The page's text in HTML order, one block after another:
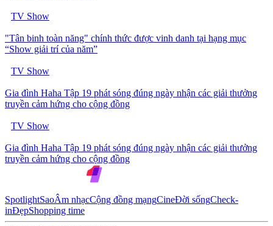
TV Show
"Tân binh toàn năng" chính thức được vinh danh tại hạng mục
“Show giải trí của năm”
TV Show
Gia đình Haha Tập 19 phát sóng đúng ngày nhận các giải thưởng
truyền cảm hứng cho cộng đồng
TV Show
Gia đình Haha Tập 19 phát sóng đúng ngày nhận các giải thưởng
truyền cảm hứng cho cộng đồng
SpotlightSaoÂm nhạcCộng đồng mạngCineĐời sốngCheck-
inĐẹpShopping time